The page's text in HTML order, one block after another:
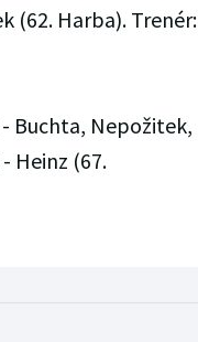
(62. Harba). Trenér:
Buchta, Nepožitek,
Heinz (67.